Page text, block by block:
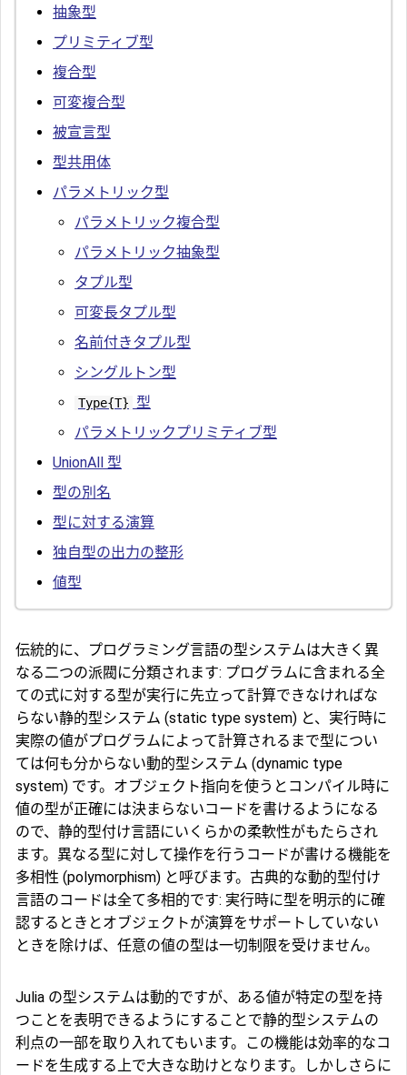
抽象型
プリミティブ型
複合型
可変複合型
被宣言型
型共用体
パラメトリック型
パラメトリック複合型
パラメトリック抽象型
タプル型
可変長タプル型
名前付きタプル型
シングルトン型
Type{T}
型
パラメトリックプリミティブ型
UnionAll 型
型の別名
型に対する演算
独自型の出力の整形
値型
伝統的に、プログラミング言語の型システムは大きく異
なる二つの派閥に分類されます: プログラムに含まれる全
ての式に対する型が実行に先立って計算できなければな
らない静的型システム (static type system) と、実行時に
実際の値がプログラムによって計算されるまで型につい
ては何も分からない動的型システム (dynamic type
system) です。オブジェクト指向を使うとコンパイル時に
値の型が正確には決まらないコードを書けるようになる
ので、静的型付け言語にいくらかの柔軟性がもたらされ
ます。異なる型に対して操作を行うコードが書ける機能を
多相性 (polymorphism) と呼びます。古典的な動的型付け
言語のコードは全て多相的です: 実行時に型を明示的に確
認するときとオブジェクトが演算をサポートしていない
ときを除けば、任意の値の型は一切制限を受けません。
Julia の型システムは動的ですが、ある値が特定の型を持
つことを表明できるようにすることで静的型システムの
利点の一部を取り入れてもいます。この機能は効率的なコ
ードを生成する上で大きな助けとなります。しかしさらに